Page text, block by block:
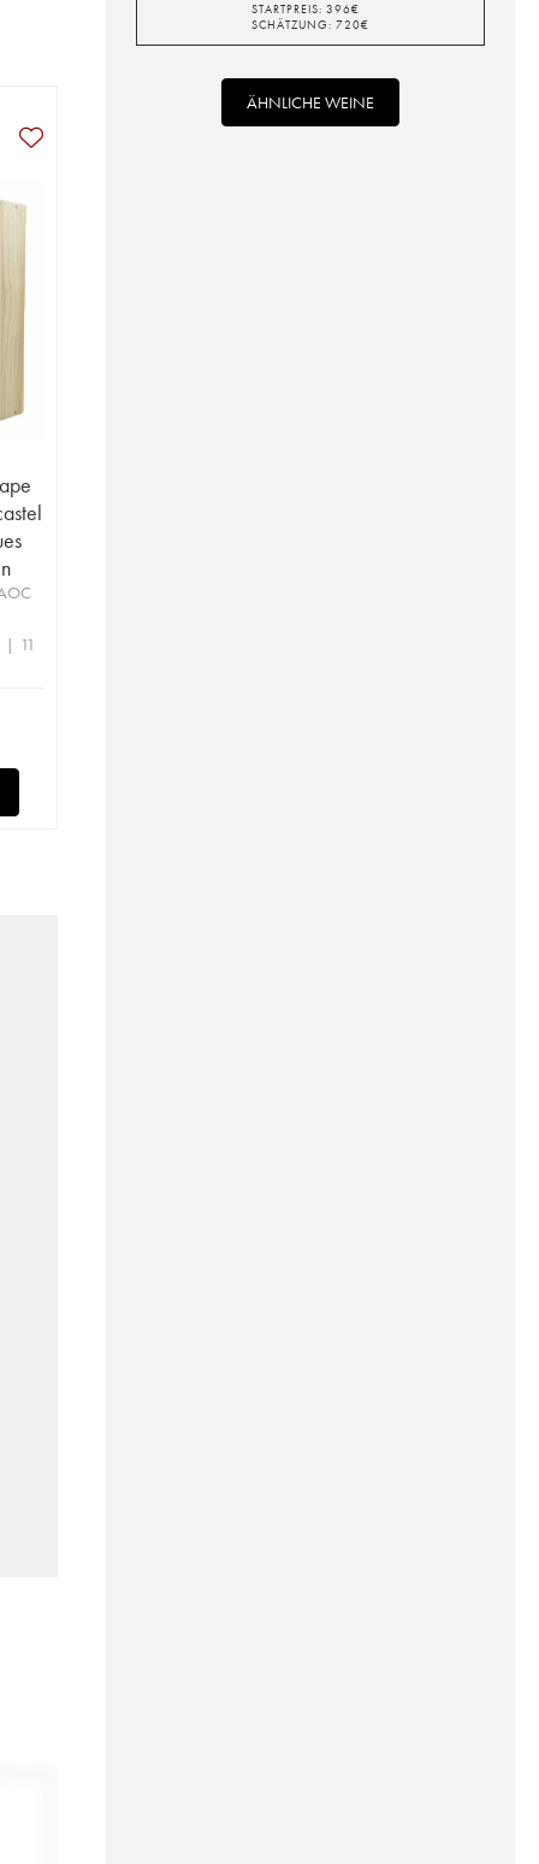
| 11
STARTPREIS: 396€
SCHÄTZUNG: 720€
ÄHNLICHE WEINE